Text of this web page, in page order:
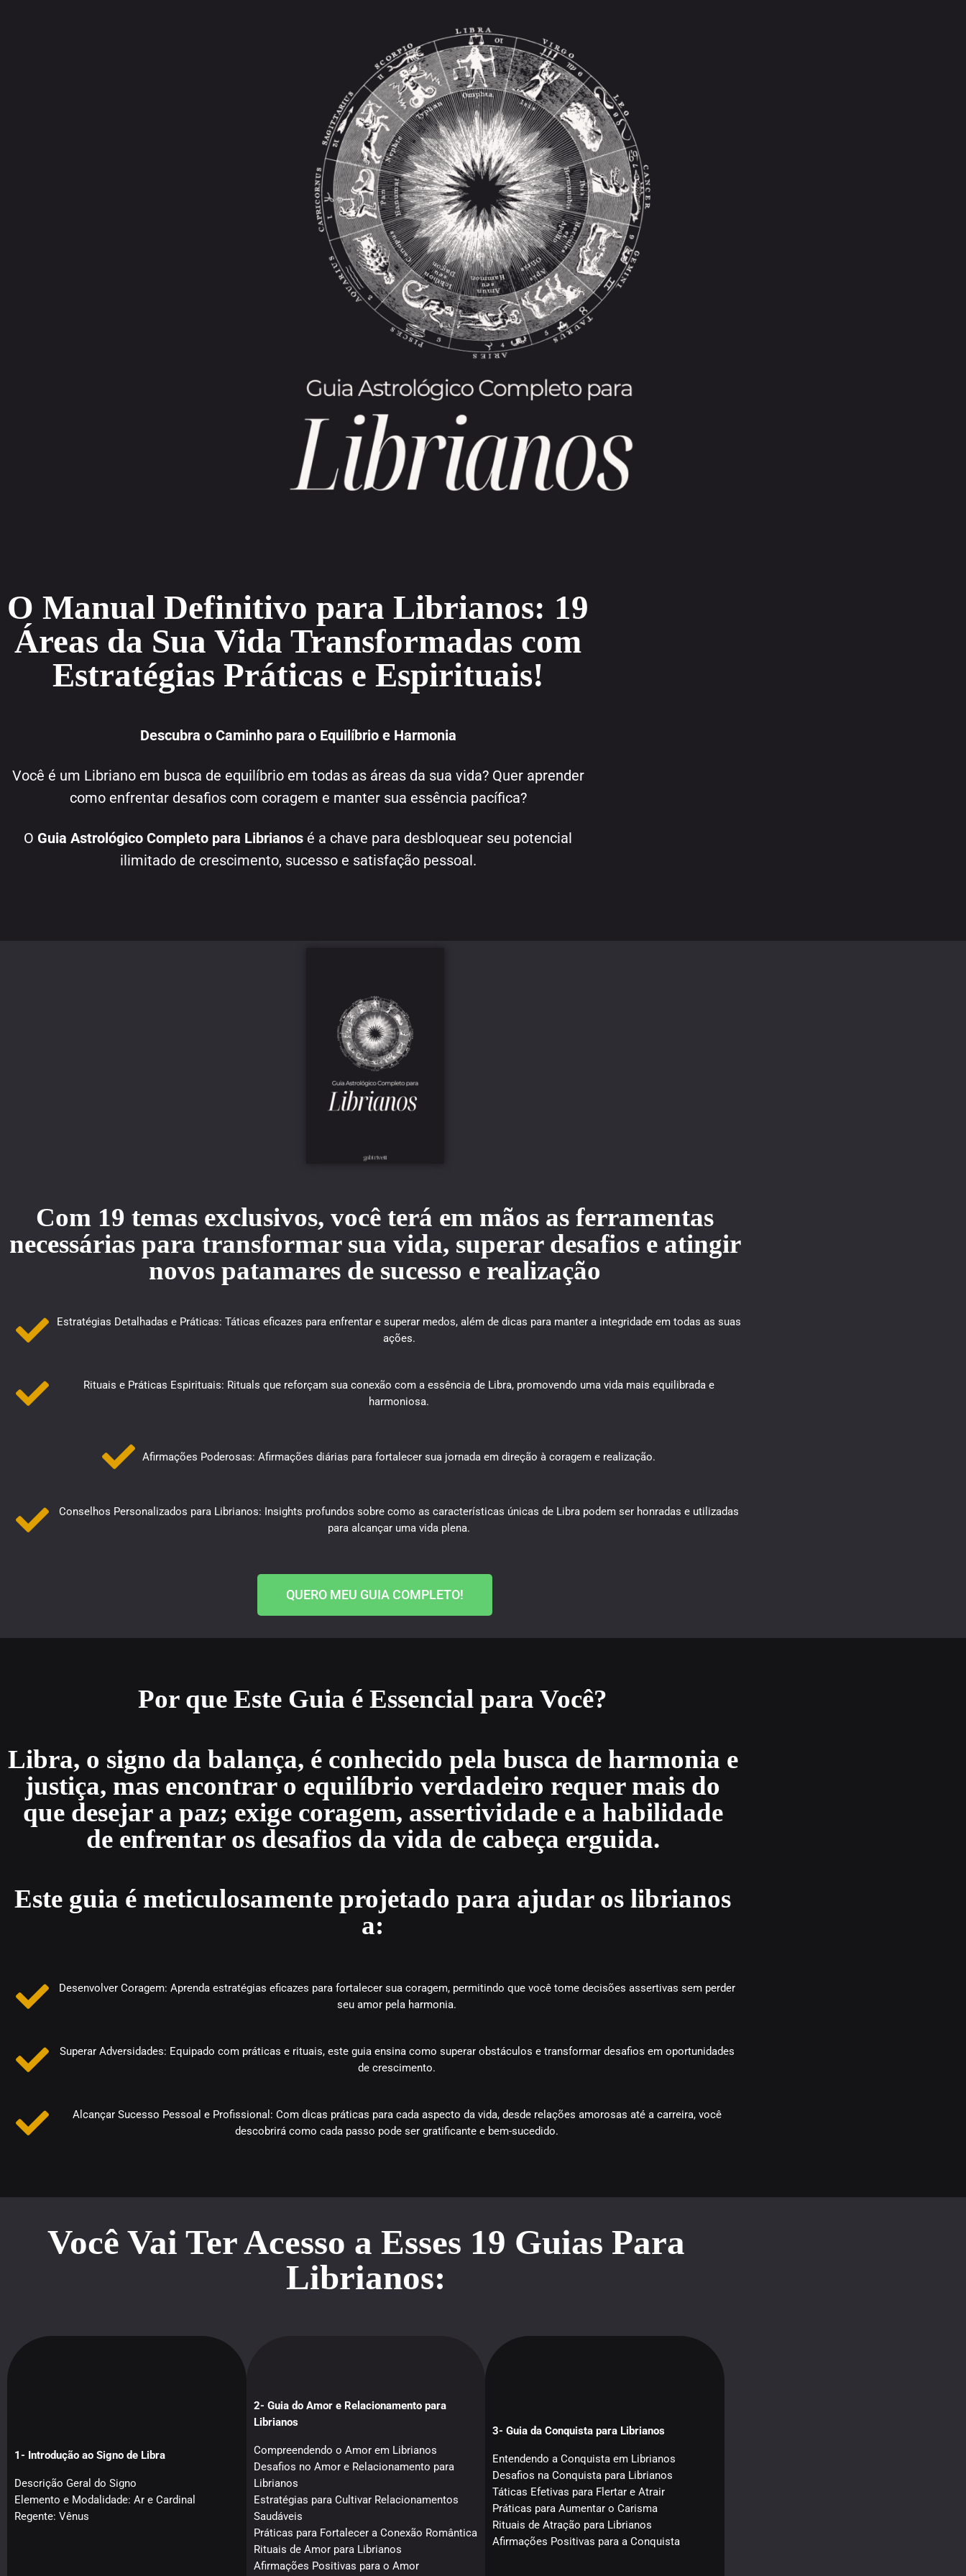
O Manual Definitivo para Librianos: 19
Áreas da Sua Vida Transformadas com
Estratégias Práticas e Espirituais!
Descubra o Caminho para o Equilíbrio e Harmonia
Você é um Libriano em busca de equilíbrio em todas as áreas da sua vida? Quer aprender
como enfrentar desafios com coragem e manter sua essência pacífica?
O Guia Astrológico Completo para Librianos é a chave para desbloquear seu potencial
ilimitado de crescimento, sucesso e satisfação pessoal.
Com 19 temas exclusivos, você terá em mãos as ferramentas
necessárias para transformar sua vida, superar desafios e atingir
novos patamares de sucesso e realização
Estratégias Detalhadas e Práticas: Táticas eficazes para enfrentar e superar medos, além de dicas para manter a integridade em todas as suas
ações.
Rituais e Práticas Espirituais: Rituals que reforçam sua conexão com a essência de Libra, promovendo uma vida mais equilibrada e
harmoniosa.
Afirmações Poderosas: Afirmações diárias para fortalecer sua jornada em direção à coragem e realização.
Conselhos Personalizados para Librianos: Insights profundos sobre como as características únicas de Libra podem ser honradas e utilizadas
para alcançar uma vida plena.
QUERO MEU GUIA COMPLETO!
Por que Este Guia é Essencial para Você?
Libra, o signo da balança, é conhecido pela busca de harmonia e
justiça, mas encontrar o equilíbrio verdadeiro requer mais do
que desejar a paz; exige coragem, assertividade e a habilidade
de enfrentar os desafios da vida de cabeça erguida.
Este guia é meticulosamente projetado para ajudar os librianos
a:
Desenvolver Coragem: Aprenda estratégias eficazes para fortalecer sua coragem, permitindo que você tome decisões assertivas sem perder
seu amor pela harmonia.
Superar Adversidades: Equipado com práticas e rituais, este guia ensina como superar obstáculos e transformar desafios em oportunidades
de crescimento.
Alcançar Sucesso Pessoal e Profissional: Com dicas práticas para cada aspecto da vida, desde relações amorosas até a carreira, você
descobrirá como cada passo pode ser gratificante e bem-sucedido.
Você Vai Ter Acesso a Esses 19 Guias Para
Librianos:
1- Introdução ao Signo de Libra
Descrição Geral do Signo
Elemento e Modalidade: Ar e Cardinal
Regente: Vênus
2- Guia do Amor e Relacionamento para
Librianos
Compreendendo o Amor em Librianos
Desafios no Amor e Relacionamento para
Librianos
Estratégias para Cultivar Relacionamentos
Saudáveis
Práticas para Fortalecer a Conexão Romântica
Rituais de Amor para Librianos
Afirmações Positivas para o Amor
3- Guia da Conquista para Librianos
Entendendo a Conquista em Librianos
Desafios na Conquista para Librianos
Táticas Efetivas para Flertar e Atrair
Práticas para Aumentar o Carisma
Rituais de Atração para Librianos
Afirmações Positivas para a Conquista